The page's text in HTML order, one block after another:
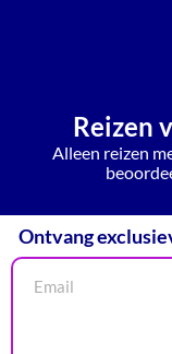
Reizen
Alleen reizen
Ontvang